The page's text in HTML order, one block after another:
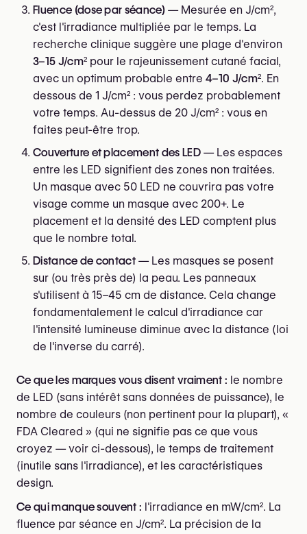
Fluence (dose par séance) — Mesurée en J/cm²,
c'est l'irradiance multipliée par le temps. La
recherche clinique suggère une plage d'environ
3–15 J/cm² pour le rajeunissement cutané facial,
avec un optimum probable entre 4–10 J/cm². En
dessous de 1 J/cm² : vous perdez probablement
votre temps. Au-dessus de 20 J/cm² : vous en
faites peut-être trop.
Couverture et placement des LED— Les espaces
entre les LED signifient des zones non traitées.
Un masque avec 50 LED ne couvrira pas votre
visage comme un masque avec 200+. Le
placement et la densité des LED comptent plus
que le nombre total.
Distance de contact — Les masques se posent
sur (ou très près de) la peau. Les panneaux
s'utilisent à 15–45 cm de distance. Cela change
fondamentalement le calcul d'irradiance car
l'intensité lumineuse diminue avec la distance (loi
de l'inverse du carré).
Ce que les marques vous disent vraiment : le nombre
de LED (sans intérêt sans données de puissance), le
nombre de couleurs (non pertinent pour la plupart), «
FDA Cleared » (qui ne signifie pas ce que vous
croyez — voir ci-dessous), le temps de traitement
(inutile sans l'irradiance), et les caractéristiques
design.
Ce qui manque souvent : l'irradiance en mW/cm². La
fluence par séance en J/cm². La précision de la